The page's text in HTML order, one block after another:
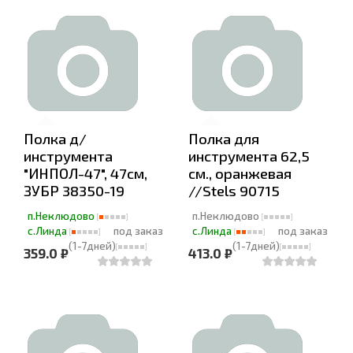
Полка д/
инструмента
"ИНПОЛ-47", 47см,
ЗУБР 38350-19
п.Неклюдово
с.Линда
под заказ
(1-7дней)
359.0 ₽
Полка для
инструмента 62,5
см., оранжевая
//Stels 90715
п.Неклюдово
с.Линда
под заказ
(1-7дней)
413.0 ₽